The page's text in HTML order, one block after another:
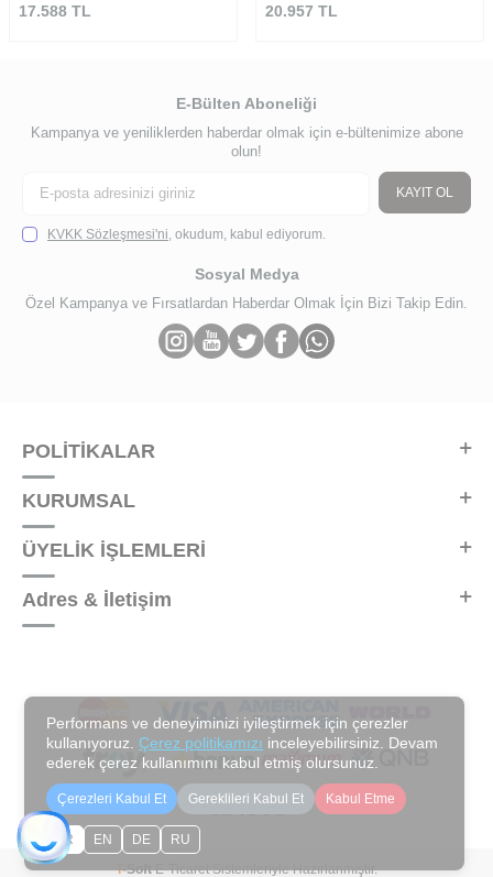
Performans ve deneyiminizi iyileştirmek için çerezler
kullanıyoruz. Çerez politikamızı inceleyebilirsiniz. Devam
ederek çerez kullanımını kabul etmiş olursunuz.
Çerezleri Kabul Et Gereklileri Kabul Et Kabul Etme
TR EN DE RU
17.588 TL 20.957 TL
E-Bülten Aboneliği
Kampanya ve yeniliklerden haberdar olmak için e-bültenimize abone
olun!
KAYIT OL
KVKK Sözleşmesi'ni , okudum, kabul ediyorum.
Sosyal Medya
Özel Kampanya ve Fırsatlardan Haberdar Olmak İçin Bizi Takip Edin.
POLİTİKALAR
KURUMSAL
ÜYELİK İŞLEMLERİ
Adres & İletişim
T-SoftE-TicaretSistemleriyle Hazırlanmıştır.